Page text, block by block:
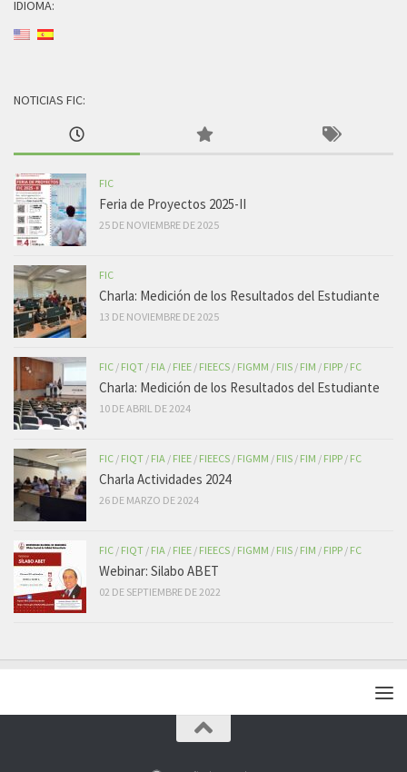
IDIOMA:
NOTICIAS FIC:
FIC
Feria de Proyectos 2025-II
25 DE NOVIEMBRE DE 2025
FIC
Charla: Medición de los Resultados del Estudiante
13 DE NOVIEMBRE DE 2025
FIC / FIQT / FIA / FIEE / FIEECS / FIGMM / FIIS / FIM / FIPP / FC
Charla: Medición de los Resultados del Estudiante
10 DE ABRIL DE 2024
FIC / FIQT / FIA / FIEE / FIEECS / FIGMM / FIIS / FIM / FIPP / FC
Charla Actividades 2024
26 DE MARZO DE 2024
FIC / FIQT / FIA / FIEE / FIEECS / FIGMM / FIIS / FIM / FIPP / FC
Webinar: Silabo ABET
02 DE SEPTIEMBRE DE 2022